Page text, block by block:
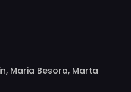
Maria Besora, Marta